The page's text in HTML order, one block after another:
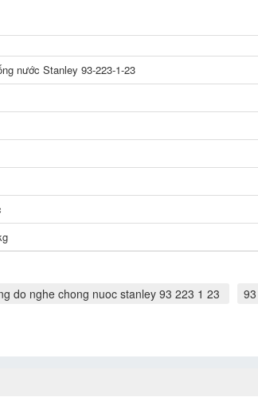
nước Stanley 93-223-1-23
do nghe chong nuoc stanley 93 223 1 23